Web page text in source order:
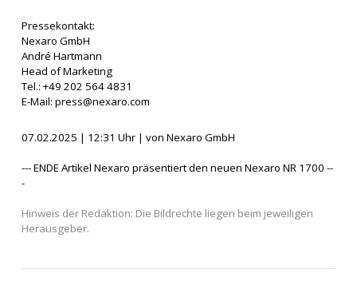
Pressekontakt:
Nexaro GmbH
André Hartmann
Head of Marketing
Tel.: +49 202 564 4831
E-Mail: press@nexaro.com
07.02.2025 | 12:31 Uhr | von Nexaro GmbH
--- ENDE Artikel Nexaro präsentiert den neuen Nexaro NR 1700 --
-
Hinweis der Redaktion: Die Bildrechte liegen beim jeweiligen
Herausgeber.